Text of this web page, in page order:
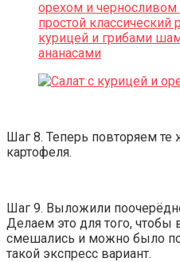
Шаг 8. Теперь повторяем те
картофеля.
Шаг 9. Выложили
Делаем это для того, чтобы
смешались и можно было
такой экспресс вариант.